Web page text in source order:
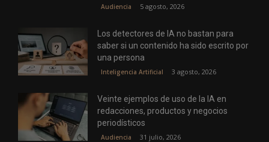
Audiencia 5 agosto, 2026
Los detectores de IA no bastan para
saber si un contenido ha sido escrito por
una persona
Inteligencia Artificial 3 agosto, 2026
Veinte ejemplos de uso de la IA en
redacciones, productos y negocios
periodísticos
Audiencia 31 julio, 2026